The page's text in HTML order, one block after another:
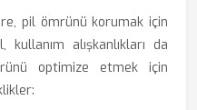
pil ömrünü korumak için
alışkanlıkları da
optimize etmek için